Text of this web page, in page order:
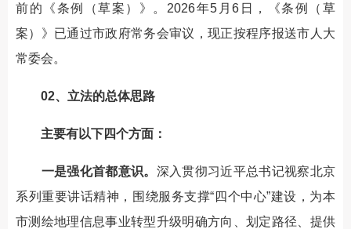
前的《条例（草案）》。2026年5月6日，《条例（草
案）》已通过市政府常务会审议，现正按程序报送市人大
常委会。
02、立法的总体思路
主要有以下四个方面：
一是强化首都意识。 深入贯彻习近平总书记视察北京
系列重要讲话精神，围绕服务支撑“四个中心”建设，为本
市测绘地理信息事业转型升级明确方向、划定路径、提供